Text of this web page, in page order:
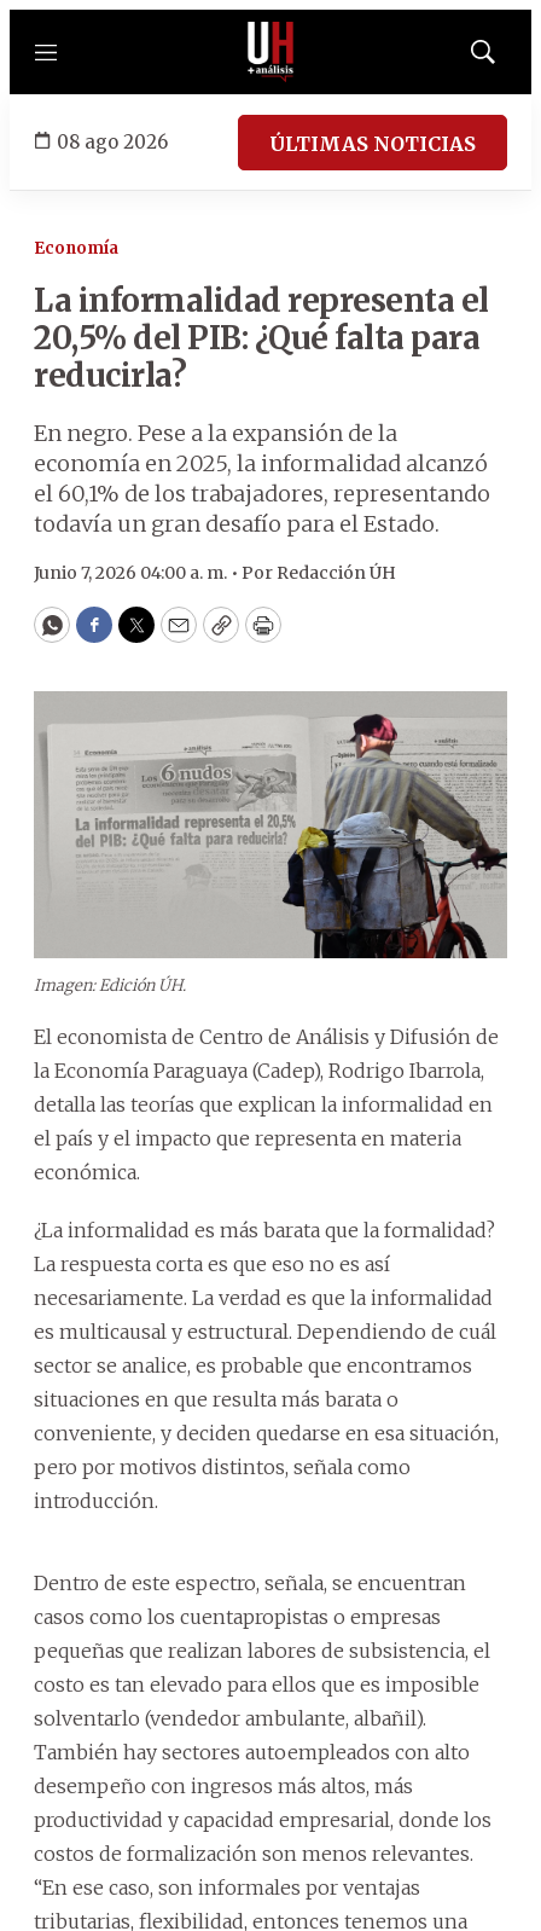
Menú
Mostrar
08 ago 2026 ÚLTIMAS NOTICIAS
Economía
La informalidad representa el
20,5% del PIB: ¿Qué falta para
reducirla?
En negro. Pese a la expansión de la
economía en 2025, la informalidad alcanzó
el 60,1% de los trabajadores, representando
todavía un gran desafío para el Estado.
Junio 7, 2026 04:00 a. m. • Por Redacción ÚH
WhatsApp
Facebook
Twitter
EmailCopyPrint
Imagen: Edición ÚH.
El economista de Centro de Análisis y Difusión de
la Economía Paraguaya (Cadep), Rodrigo Ibarrola,
detalla las teorías que explican la informalidad en
el país y el impacto que representa en materia
económica.
¿La informalidad es más barata que la formalidad?
La respuesta corta es que eso no es así
necesariamente. La verdad es que la informalidad
es multicausal y estructural. Dependiendo de cuál
sector se analice, es probable que encontramos
situaciones en que resulta más barata o
conveniente, y deciden quedarse en esa situación,
pero por motivos distintos, señala como
introducción.
Dentro de este espectro, señala, se encuentran
casos como los cuentapropistas o empresas
pequeñas que realizan labores de subsistencia, el
costo es tan elevado para ellos que es imposible
solventarlo (vendedor ambulante, albañil).
También hay sectores autoempleados con alto
desempeño con ingresos más altos, más
productividad y capacidad empresarial, donde los
costos de formalización son menos relevantes.
“En ese caso, son informales por ventajas
tributarias, flexibilidad, entonces tenemos una